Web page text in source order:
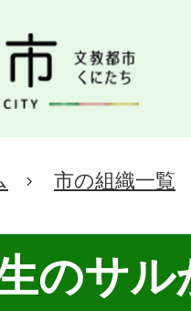
市の組織一覧
のサル